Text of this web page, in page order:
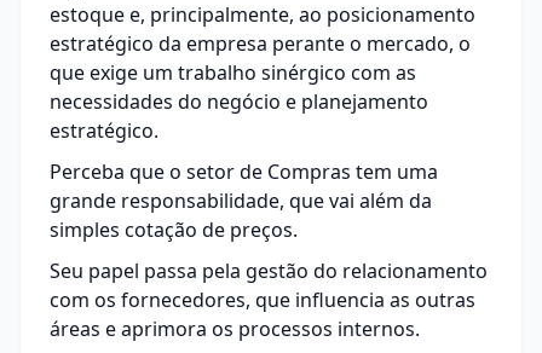
estoque e, principalmente, ao posicionamento
estratégico da empresa perante o mercado, o
que exige um trabalho sinérgico com as
necessidades do negócio e planejamento
estratégico.
Perceba que o setor de Compras tem uma
grande responsabilidade, que vai além da
simples cotação de preços.
Seu papel passa pela gestão do relacionamento
com os fornecedores, que influencia as outras
áreas e aprimora os processos internos.